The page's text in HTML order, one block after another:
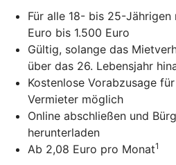
Für alle 18- bis 25-
Euro bis 1.500 Euro
Gültig, solange das
über das 26. Lebensjahr
Kostenlose Vorabzusage
Vermieter möglich
Online abschließen und
herunterladen
Ab 2,08 Euro pro Monat1